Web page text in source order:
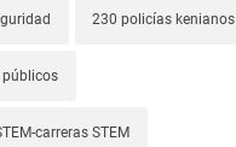
230 policías kenianos
públicos
carreras STEM